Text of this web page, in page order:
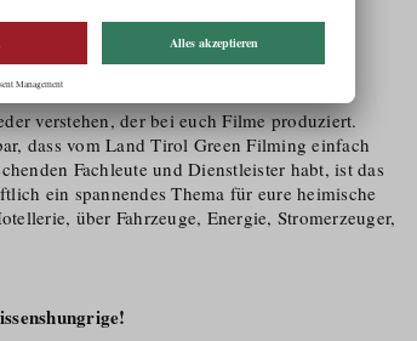
Industrien weiterentwickeln kann.
als Drehort bewirken?
verstehen, der bei euch Filme produziert.
dass vom Land Tirol Green Filming einfach
Fachleute und Dienstleister habt, ist das
ein spannendes Thema für eure heimische
über Fahrzeuge, Energie, Stromerzeuger,